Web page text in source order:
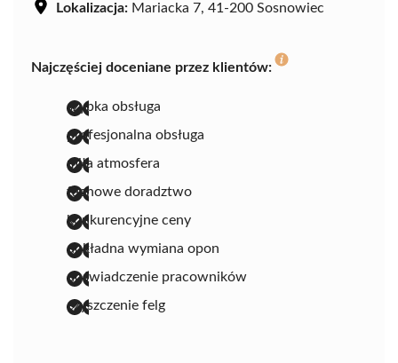
Lokalizacja: Mariacka 7, 41-200 Sosnowiec
Najczęściej doceniane przez klientów:
szybka obsługa
profesjonalna obsługa
miła atmosfera
fachowe doradztwo
konkurencyjne ceny
dokładna wymiana opon
doświadczenie pracowników
czyszczenie felg